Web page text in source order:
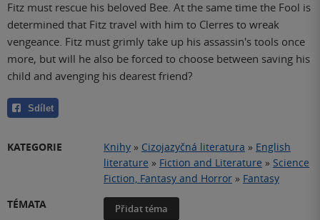
Fitz must rescue his beloved Bee. At the same time the Fool is
determined that Fitz travel with him to Clerres to wreak
vengeance. Fitz must grimly take up his assassin's tools once
more, but will he also be forced to choose between saving his
child and avenging his dearest friend?
Sdílet
KATEGORIE Knihy » Cizojazyčná literatura » English
literature » Fiction and Literature » Science
Fiction, Fantasy and Horror » Fantasy
TÉMATA
Přidat téma